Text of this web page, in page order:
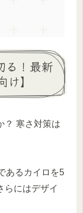
る！最新
】
？ 寒さ対策は
あるカイロを5
らにはデザイ